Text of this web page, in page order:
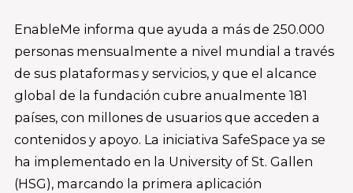
EnableMe informa que ayuda a más de 250.000
personas mensualmente a nivel mundial a través
de sus plataformas y servicios, y que el alcance
global de la fundación cubre anualmente 181
países, con millones de usuarios que acceden a
contenidos y apoyo. La iniciativa SafeSpace ya se
ha implementado en la University of St. Gallen
(HSG), marcando la primera aplicación